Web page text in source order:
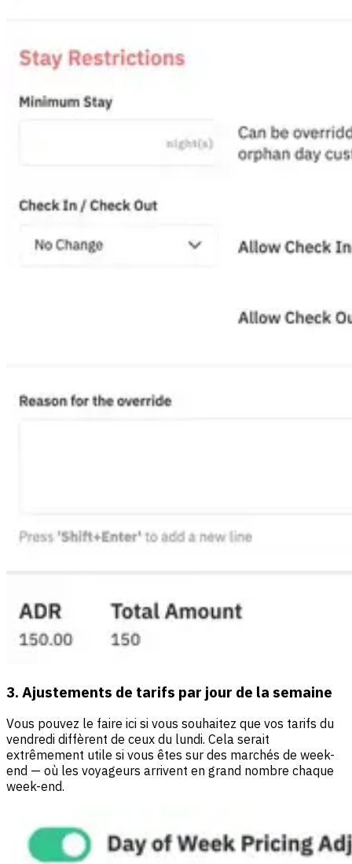
3. Ajustements de tarifs par jour de la semaine
Vous pouvez le faire ici si vous souhaitez que vos tarifs du
vendredi diffèrent de ceux du lundi. Cela serait
extrêmement utile si vous êtes sur des marchés de week-
end — où les voyageurs arrivent en grand nombre chaque
week-end.